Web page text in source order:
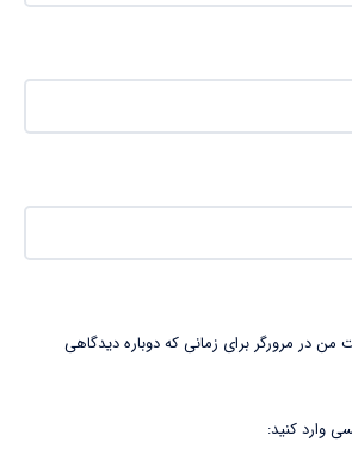
من در مرورگر برای زمانی که دوباره دیدگاهی
وارد کنید: